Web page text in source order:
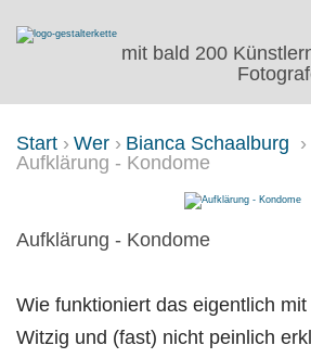
mit bald 200
Start Wer
Bianca Schaalburg
Aufklärung - Kondome
AUFKLÄRUNG -
Aufklärung - Kondome
Wie funktioniert das eigentlich
Witzig und (fast) nicht peinlich